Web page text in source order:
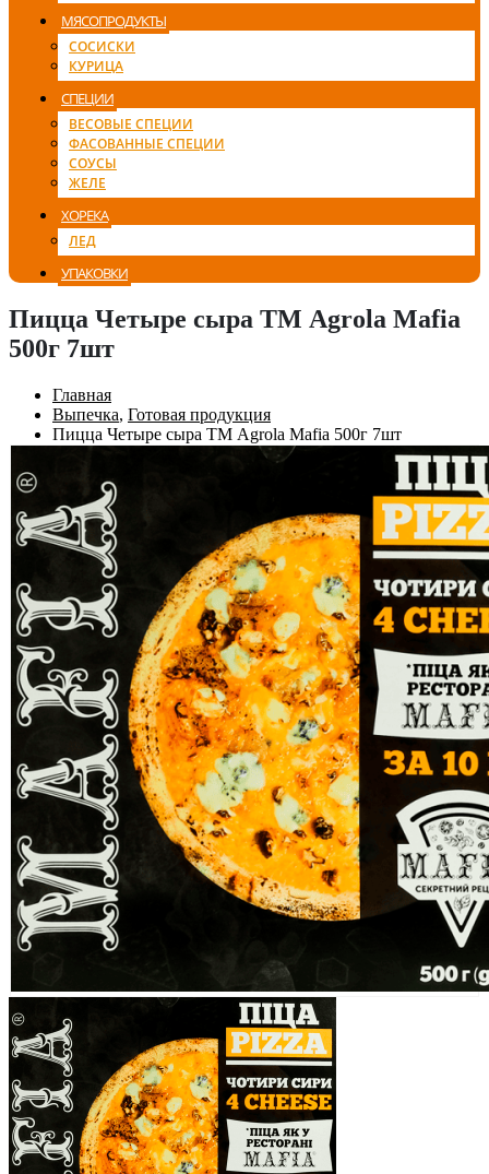
МЯСОПРОДУКТЫ
СОСИСКИ
КУРИЦА
СПЕЦИИ
ВЕСОВЫЕ СПЕЦИИ
ФАСОВАННЫЕ СПЕЦИИ
СОУСЫ
ЖЕЛЕ
ХОРЕКА
ЛЕД
УПАКОВКИ
Пицца Четыре сыра ТМ Agrola Mafia
500г 7шт
Главная
Выпечка, Готовая продукция
Пицца Четыре сыра ТМ Agrola Mafia 500г 7шт